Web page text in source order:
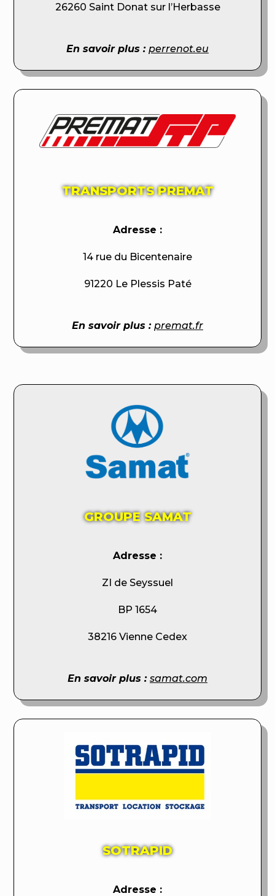
26260 Saint Donat sur l’Herbasse
En savoir plus : perrenot.eu
TRANSPORTS PREMAT
Adresse :
14 rue du Bicentenaire
91220 Le Plessis Paté
En savoir plus : premat.fr
GROUPE SAMAT
Adresse :
ZI de Seyssuel
BP 1654
38216 Vienne Cedex
En savoir plus : samat.com
SOTRAPID
Adresse :